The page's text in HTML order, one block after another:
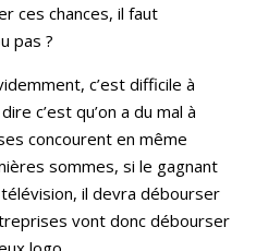
ces chances, il faut
pas ?
c’est difficile à
c’est qu’on a du mal à
concourent en même
sommes, si le gagnant
il devra débourser
vont donc débourser